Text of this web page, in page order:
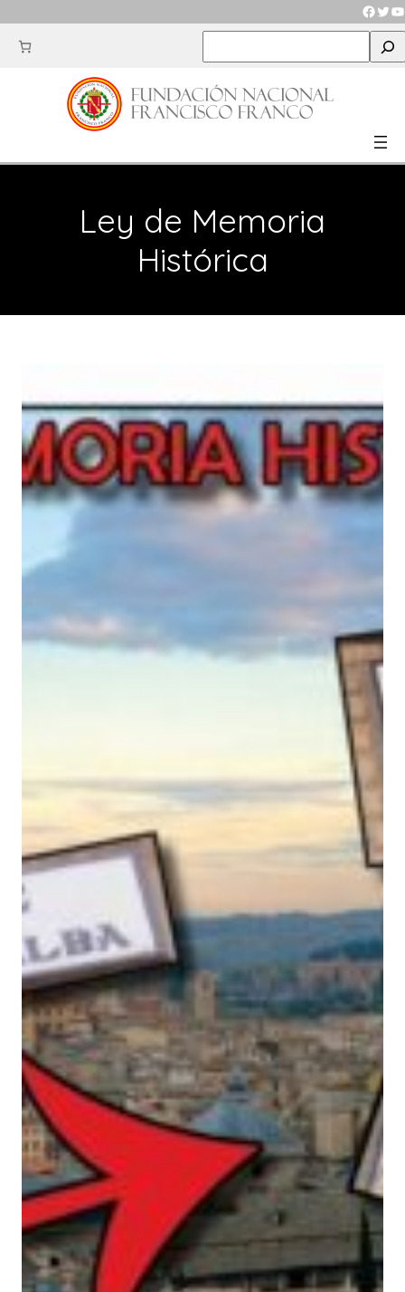
al
contenido
e
r
c
Ley de Memoria
Histórica